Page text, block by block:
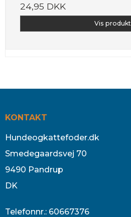
24,95 DKK
Vis produkt
KONTAKT
Hundeogkattefoder.dk
Smedegaardsvej 70
9490 Pandrup
DK
Telefonnr.: 60667376